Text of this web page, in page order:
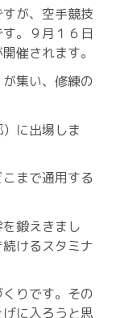
が、空手競技
。９月１６日
催されます。
集い、修練の
に出場しま
まで通用する
鍛えきまし
けるスタミナ
りです。その
に入ろうと思